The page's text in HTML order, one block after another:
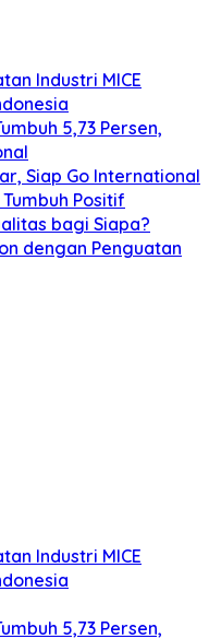
Industri MICE
5,73 Persen,
Siap Go International
Positif
bagi Siapa?
dengan Penguatan
Industri MICE
5,73 Persen,